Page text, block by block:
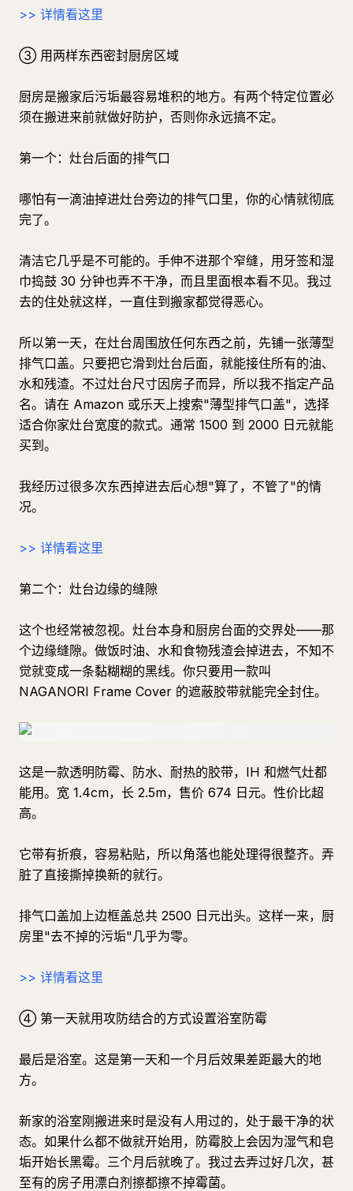
>> 详情看这里
③ 用两样东西密封厨房区域
厨房是搬家后污垢最容易堆积的地方。有两个特定位置必
须在搬进来前就做好防护，否则你永远搞不定。
第一个：灶台后面的排气口
哪怕有一滴油掉进灶台旁边的排气口里，你的心情就彻底
完了。
清洁它几乎是不可能的。手伸不进那个窄缝，用牙签和湿
巾捣鼓 30 分钟也弄不干净，而且里面根本看不见。我过
去的住处就这样，一直住到搬家都觉得恶心。
所以第一天，在灶台周围放任何东西之前，先铺一张薄型
排气口盖。只要把它滑到灶台后面，就能接住所有的油、
水和残渣。不过灶台尺寸因房子而异，所以我不指定产品
名。请在 Amazon 或乐天上搜索"薄型排气口盖"，选择
适合你家灶台宽度的款式。通常 1500 到 2000 日元就能
买到。
我经历过很多次东西掉进去后心想"算了，不管了"的情
况。
>> 详情看这里
第二个：灶台边缘的缝隙
这个也经常被忽视。灶台本身和厨房台面的交界处——那
个边缘缝隙。做饭时油、水和食物残渣会掉进去，不知不
觉就变成一条黏糊糊的黑线。你只要用一款叫
NAGANORI Frame Cover 的遮蔽胶带就能完全封住。
这是一款透明防霉、防水、耐热的胶带，IH 和燃气灶都
能用。宽 1.4cm，长 2.5m，售价 674 日元。性价比超
高。
它带有折痕，容易粘贴，所以角落也能处理得很整齐。弄
脏了直接撕掉换新的就行。
排气口盖加上边框盖总共 2500 日元出头。这样一来，厨
房里"去不掉的污垢"几乎为零。
>> 详情看这里
④ 第一天就用攻防结合的方式设置浴室防霉
最后是浴室。这是第一天和一个月后效果差距最大的地
方。
新家的浴室刚搬进来时是没有人用过的，处于最干净的状
态。如果什么都不做就开始用，防霉胶上会因为湿气和皂
垢开始长黑霉。三个月后就晚了。我过去弄过好几次，甚
至有的房子用漂白剂擦都擦不掉霉菌。